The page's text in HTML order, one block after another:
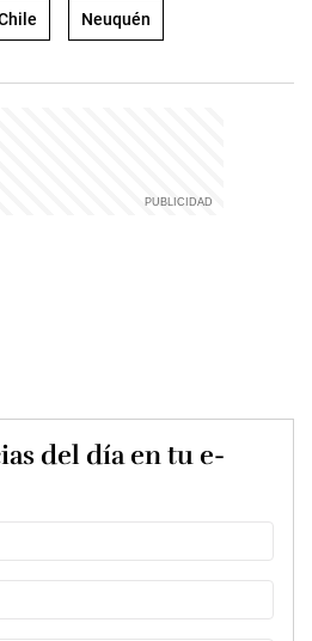
Neuquén
del día en tu e-